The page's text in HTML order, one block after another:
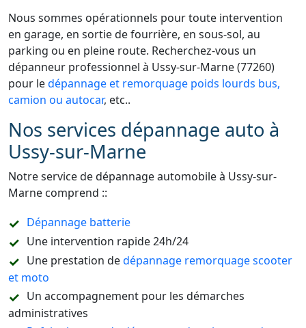
Nous sommes opérationnels pour toute intervention
en garage, en sortie de fourrière, en sous-sol, au
parking ou en pleine route. Recherchez-vous un
dépanneur professionnel à Ussy-sur-Marne (77260)
pour ledépannage et remorquage poids lourds bus,
camion ou autocar, etc..
Nos services dépannage auto à
Ussy-sur-Marne
Notre service de dépannage automobile à Ussy-sur-
Marne comprend ::
Dépannage batterie
Une intervention rapide 24h/24
Une prestation dedépannage remorquage scooter
et moto
Un accompagnement pour les démarches
administratives